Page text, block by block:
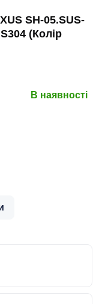
SH-05.SUS-
(Колір
В наявності